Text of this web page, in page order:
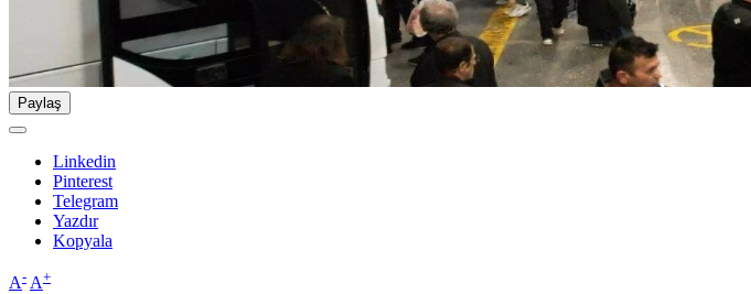
Paylaş
Linkedin
Pinterest
Telegram
Yazdır
Kopyala
A- A+